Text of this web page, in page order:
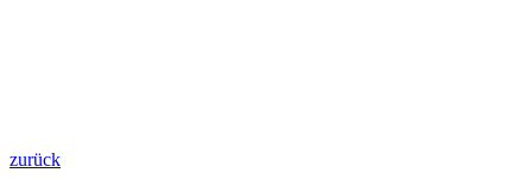
zurück